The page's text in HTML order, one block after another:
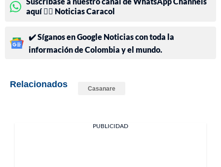
aquí 👉🏻 Noticias Caracol
✔️ Síganos en Google Noticias con toda la
información de Colombia y el mundo.
Relacionados Casanare
PUBLICIDAD